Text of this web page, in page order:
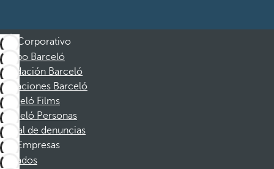
Corporativo
Grupo Barceló
Fundación Barceló
Vacaciones Barceló
Barceló Films
Barceló Personas
Canal de denuncias
Empresas
Afiliados